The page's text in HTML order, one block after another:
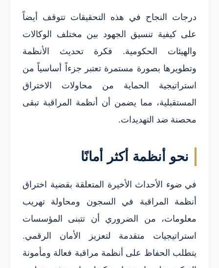
درجات النجاح في هذه التحقيقات تتوقف أيضاً
على كيفية تنسيق الجهود بين مختلف الوكالات
والهيئات الحكومية. فكرة تحديث الأنظمة
وتطويرها بصورة مستمرة تعتبر جزءاً أساسياً من
استراتيجية الحماية من محاولات الاختراق
المستقبلية، مما يضمن أن أنظمة المراقبة تبقى
محصنة ضد التهديدات.
نحو أنظمة أكثر أمانًا
في ضوء الأحداث الأخيرة المتعلقة بقضية اختراق
أنظمة المراقبة في السجون ومحاولة تهريب
معلومات، من الضروري أن تتبنى المؤسسات
استراتيجيات متقدمة لتعزيز الأمان الرقمي.
يتطلب الحفاظ على أنظمة مراقبة فعالة ومأمونة